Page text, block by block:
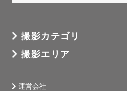
撮影カテゴリ
撮影エリア
運営会社